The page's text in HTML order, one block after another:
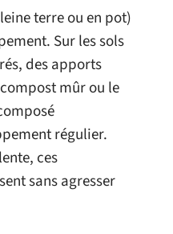
terre ou en pot)
Sur les sols
des apports
mûr ou le
régulier.
ces
sans agresser